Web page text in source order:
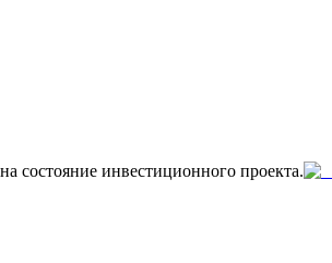
состояние инвестиционного проекта.